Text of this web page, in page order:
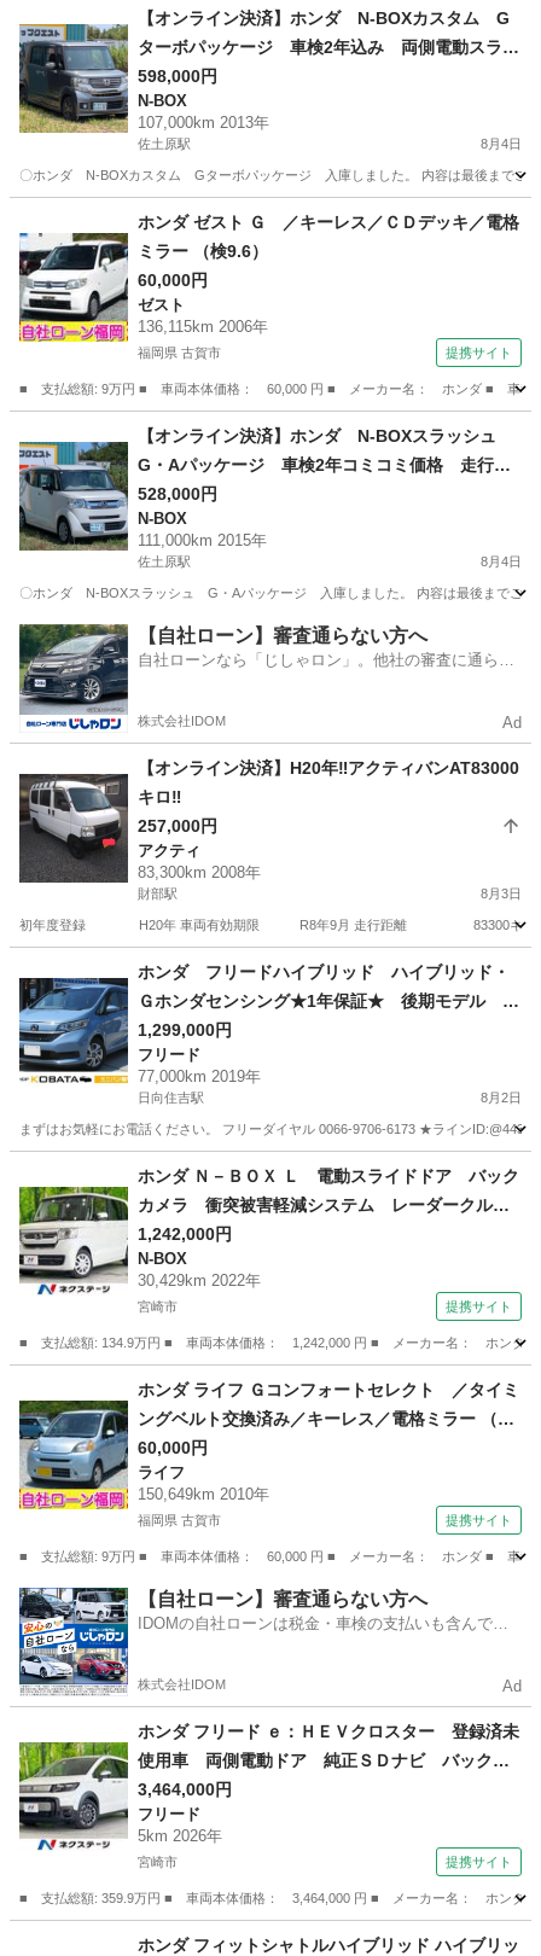
日向住吉駅 N-BOX ヘッド
【オンライン決済】ホンダ N-BOXカスタム G
ターボパッケージ 車検2年込み 両側電動スライ
ドドアでファミリー世帯にも最適 走行距離1070
00㎞
598,000円
N-BOX
107,000km 2013年
佐土原駅 8月4日
〇ホンダ N-BOXカスタム Gターボパッケージ 入庫しました。 内容は最後までご
佐土原駅 N-BOX
ホンダ ゼスト Ｇ ／キーレス／ＣＤデッキ／電格
ミラー （検9.6）
60,000円
ゼスト
136,115km 2006年
福岡県 古賀市 提携サイト
■ 支払総額: 9万円 ■ 車両本体価格： 60,000 円 ■ メーカー名： ホンダ ■ 車
ゼスト
【オンライン決済】ホンダ N-BOXスラッシュ
G・Aパッケージ 車検2年コミコミ価格 走行距
離111,000㎞ ちょい乗りに最適な車両
528,000円
N-BOX
111,000km 2015年
佐土原駅 8月4日
〇ホンダ N-BOXスラッシュ G・Aパッケージ 入庫しました。 内容は最後までご確
宮崎 宮崎市 佐土原駅 N-BOX 車両
【自社ローン】審査通らない方へ
自社ローンなら「じしゃロン」。他社の審査に通らな
株式会社IDOM Ad
【オンライン決済】H20年‼️アクティバンAT83000
キロ‼️
257,000円
アクティ
83,300km 2008年
財部駅 8月3日
初年度登録 H20年 車両有効期限 R8年9月 走行距離 83300キロ 使用中のため
財部駅 アクティ 車両
ホンダ フリードハイブリッド ハイブリッド・
Ｇホンダセンシング★1年保証★ 後期モデル ６
人乗り 社外ＳＤナビ 地デジ バックカメラ
Ｂｌｕｅｔｏｏｔｈ 両側電動ドア アダプティ
ブクルコン ＥＴＣ オートエアコン スマート
1,299,000円
フリード
77,000km 2019年
日向住吉駅 8月2日
まずはお気軽にお電話ください。 フリーダイヤル 0066-9706-6173 ★ライン
日向住吉駅 フリード フリードハイブリッド
ホンダ Ｎ－ＢＯＸ Ｌ 電動スライドドア バック
カメラ 衝突被害軽減システム レーダークルー
ズ 禁煙車 ドラレコ コーナーセンサー スマ
ートキー ＬＥＤヘッド ビルトインＥＴＣ オ
ートライト オートエアコン （車検整備付）
1,242,000円
N-BOX
30,429km 2022年
宮崎市 提携サイト
■ 支払総額: 134.9万円 ■ 車両本体価格： 1,242,000 円 ■ メーカー名： ホン
N-BOX
ホンダ ライフ Ｇコンフォートセレクト ／タイミ
ングベルト交換済み／キーレス／電格ミラー （検
9.4）
60,000円
ライフ
150,649km 2010年
福岡県 古賀市 提携サイト
■ 支払総額: 9万円 ■ 車両本体価格： 60,000 円 ■ メーカー名： ホンダ ■ 車種
福岡 古賀市 ライフ
【自社ローン】審査通らない方へ
IDOMの自社ローンは税金・車検の支払いも含んでい
株式会社IDOM Ad
ホンダ フリード ｅ：ＨＥＶクロスター 登録済未
使用車 両側電動ドア 純正ＳＤナビ バックカ
メラ 衝突被害軽減システム レーダークルー
ズ ハーフレザーシート コーナーセンサー ス
マートキー ＬＥＤヘッド 純正１５インチアル
3,464,000円
フリード
5km 2026年
宮崎市 提携サイト
■ 支払総額: 359.9万円 ■ 車両本体価格： 3,464,000 円 ■ メーカー名： ホンダ
フリード
ホンダ フィットシャトルハイブリッド ハイブリッ